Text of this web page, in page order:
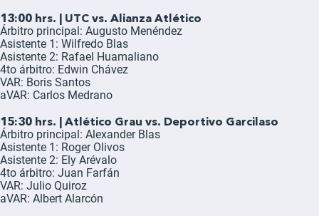
13:00 hrs. | UTC vs. Alianza Atlético
Árbitro principal: Augusto Menéndez
Asistente 1: Wilfredo Blas
Asistente 2: Rafael Huamaliano
4to árbitro: Edwin Chávez
VAR: Boris Santos
aVAR: Carlos Medrano
15:30 hrs. | Atlético Grau vs. Deportivo Garcilaso
Árbitro principal: Alexander Blas
Asistente 1: Roger Olivos
Asistente 2: Ely Arévalo
4to árbitro: Juan Farfán
VAR: Julio Quiroz
aVAR: Albert Alarcón